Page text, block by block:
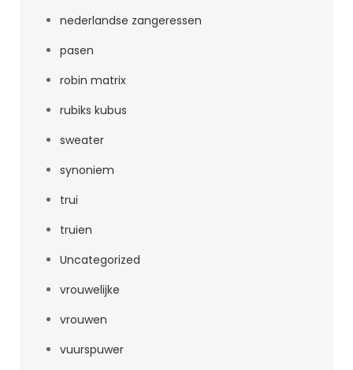
nederlandse zangeressen
pasen
robin matrix
rubiks kubus
sweater
synoniem
trui
truien
Uncategorized
vrouwelijke
vrouwen
vuurspuwer